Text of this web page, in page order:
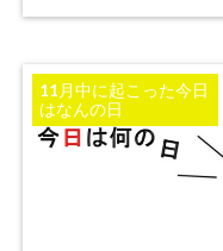
11月中に起こった今日
はなんの日